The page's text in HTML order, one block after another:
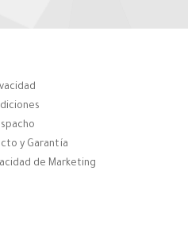
y Garantía
de Marketing